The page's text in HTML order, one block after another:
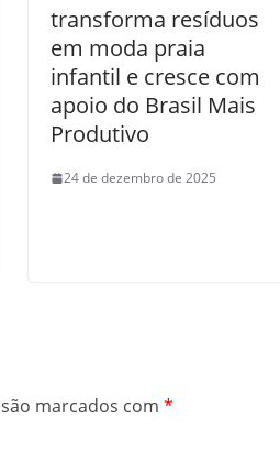
transforma resíduos
em moda praia
infantil e cresce com
apoio do Brasil Mais
Produtivo
24 de dezembro de 2025
marcados com *